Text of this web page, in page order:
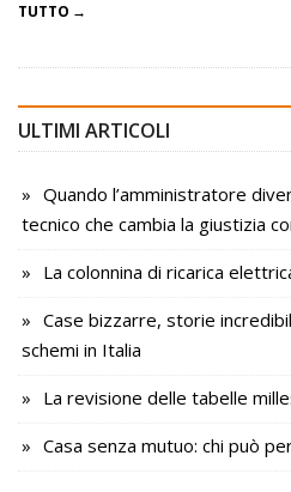
TUTTO
ULTIMI ARTICOLI
Quando l’amministratore
tecnico che cambia la giustizia
La colonnina di ricarica
Case bizzarre, storie
schemi in Italia
La revisione delle tabelle
Casa senza mutuo: chi può